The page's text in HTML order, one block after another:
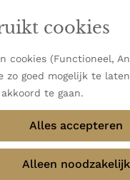
cookies
cookies (Functioneel,
zo goed mogelijk te
te gaan.
Alles accepteren
Alleen noodzakelijk